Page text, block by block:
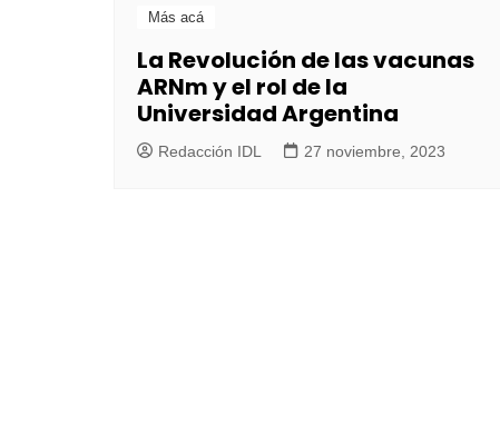
Más acá
La Revolución de las vacunas
ARNm y el rol de la
Universidad Argentina
Redacción IDL 27 noviembre, 2023